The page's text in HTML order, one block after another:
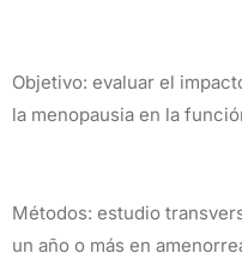
Objetivo: evaluar el
la menopausia en la
Métodos: estudio
un año o más en